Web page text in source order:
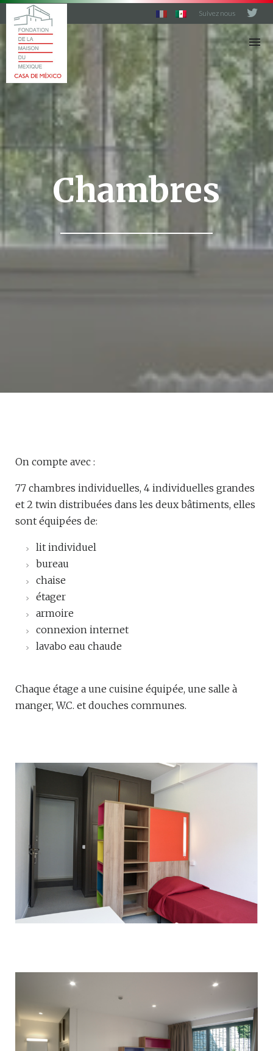
Suivez nous
A
D
M
X
C
O
Chambres
On compte avec :
77 chambres individuelles, 4 individuelles grandes
et 2 twin distribuées dans les deux bâtiments, elles
sont équipées de:
lit individuel
bureau
chaise
étager
armoire
connexion internet
lavabo eau chaude
Chaque étage a une cuisine équipée, une salle à
manger, W.C. et douches communes.